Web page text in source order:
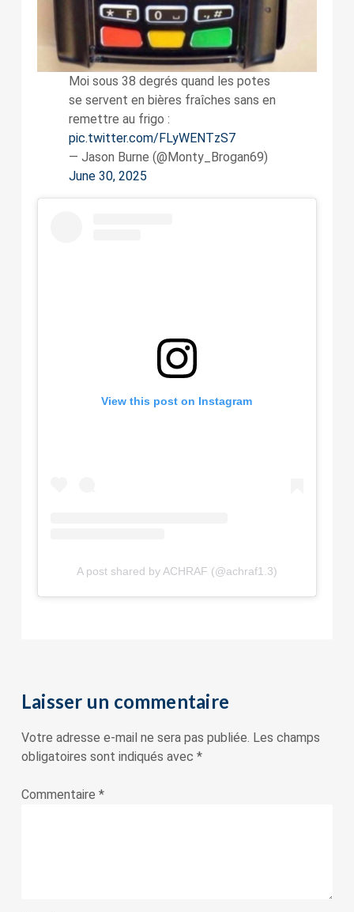
Moi sous 38 degrés quand les potes
se servent en bières fraîches sans en
remettre au frigo :
pic.twitter.com/FLyWENTzS7
— Jason Burne (@Monty_Brogan69)
June 30, 2025
View this post on Instagram
A post shared by ACHRAF (@achraf1.3)
Laisser un commentaire
Votre adresse e-mail ne sera pas publiée. Les champs
obligatoires sont indiqués avec *
Commentaire *